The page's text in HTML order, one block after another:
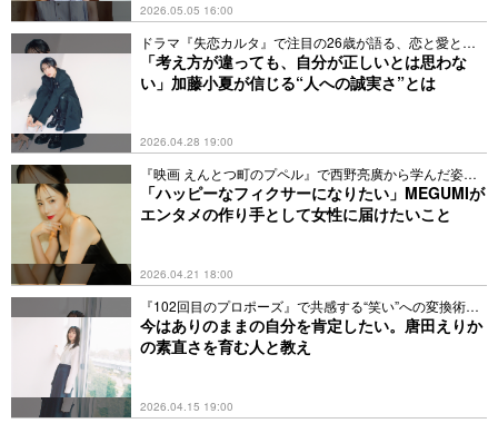
2026.05.05 16:00
ドラマ『失恋カルタ』で注目の26歳が語る、恋と愛と友
情観
「考え方が違っても、自分が正しいとは思わな
い」加藤小夏が信じる“人への誠実さ”とは
2026.04.28 19:00
『映画 えんとつ町のプペル』で西野亮廣から学んだ姿勢
とは
「ハッピーなフィクサーになりたい」MEGUMIが
エンタメの作り手として女性に届けたいこと
2026.04.21 18:00
『102回目のプロポーズ』で共感する“笑い”への変換術と
は
今はありのままの自分を肯定したい。唐田えりか
の素直さを育む人と教え
2026.04.15 19:00